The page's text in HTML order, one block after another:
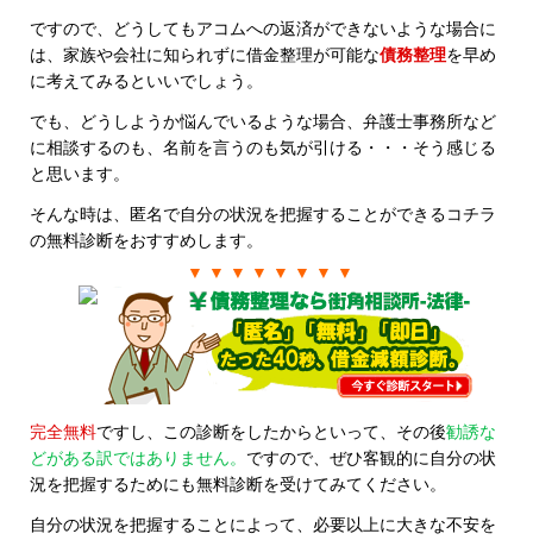
ですので、どうしてもアコムへの返済ができないような場合に
は、家族や会社に知られずに借金整理が可能な債務整理を早め
に考えてみるといいでしょう。
でも、どうしようか悩んでいるような場合、弁護士事務所など
に相談するのも、名前を言うのも気が引ける・・・そう感じる
と思います。
そんな時は、匿名で自分の状況を把握することができるコチラ
の無料診断をおすすめします。
▼ ▼ ▼ ▼ ▼ ▼ ▼ ▼
完全無料ですし、この診断をしたからといって、その後勧誘な
どがある訳ではありません。 ですので、ぜひ客観的に自分の状
況を把握するためにも無料診断を受けてみてください。
自分の状況を把握することによって、必要以上に大きな不安を